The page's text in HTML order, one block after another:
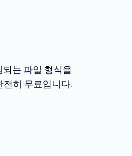
는 파일 형식을
히 무료입니다.